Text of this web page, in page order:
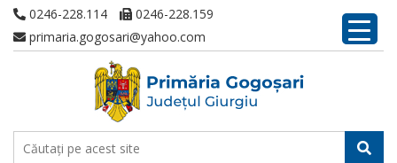
0246-228.114
0246-228.159
primaria.gogosari@yahoo.com